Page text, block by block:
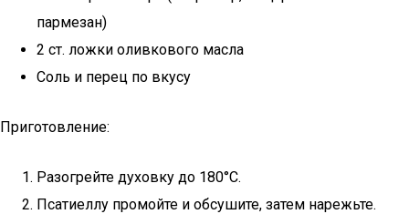
пармезан)
2 ст. ложки оливкового масла
Соль и перец по вкусу
Приготовление:
Разогрейте духовку до 180°C.
Псатиеллу промойте и обсушите, затем нарежьте.